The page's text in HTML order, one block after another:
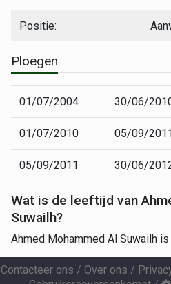
Positie:
Ploegen
01/07/2004 30/06/
01/07/2010 05/09/
05/09/2011 30/06/
Wat is de leeftijd van
Suwailh?
Ahmed Mohammed Al Suwailh
Contacteer ons / Over ons /